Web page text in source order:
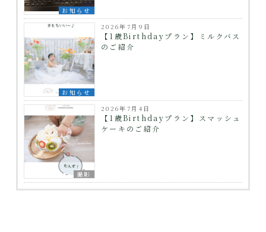
お知らせ
お知らせ
2026年7月9日
【1歳Birthdayプラン】ミルクバス
のご紹介
撮影
2026年7月4日
【1歳Birthdayプラン】スマッシュ
ケーキのご紹介